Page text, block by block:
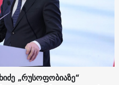
„რუსოფობიაზე“